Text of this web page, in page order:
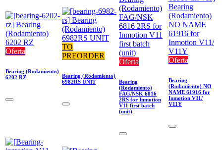
Oferta
Bearing (Rodamiento)
6202 RZ
TO
PREORDER
Bearing (Rodamiento)
6982RS UNIT
Oferta
Bearing
(Rodamiento)
FAG/NSK 6816
2RS for Inmotion
V11 first batch
(unit)
Oferta
Bearing
(Rodamiento) NO
NAME 61916 for
Inmotion V11/
V11Y